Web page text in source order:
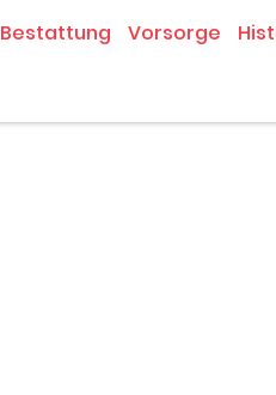
Bestattung Vorsorge